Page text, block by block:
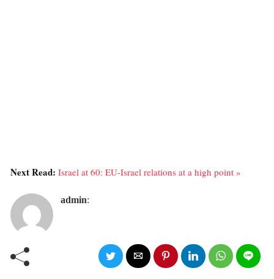
Next Read: Israel at 60: EU-Israel relations at a high point »
admin: